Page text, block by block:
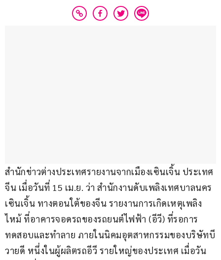
สำนักข่าวต่างประเทศรายงานจากเมืองเซินเจิ้น ประเทศ
จีน เมื่อวันที่ 15 เม.ย. ว่า สำนักงานดับเพลิงเทศบาลนคร
เซินเจิ้น ทางตอนใต้ของจีน รายงานการเกิดเหตุเพลิง
ไหม้ ที่อาคารจอดรถของรถยนต์ไฟฟ้า (อีวี) ที่รอการ
ทดสอบและทำลาย ภายในนิคมอุตสาหกรรมของบริษัทบี
วายดี หนึ่งในผู้ผลิตรถอีวี รายใหญ่ของประเทศ เมื่อวัน